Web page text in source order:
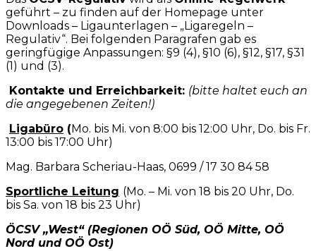
geführt – zu finden auf der Homepage unter
Downloads – Ligaunterlagen – „Ligaregeln –
Regulativ“. Bei folgenden Paragrafen gab es
geringfügige Anpassungen: §9 (4), §10 (6), §12, §17, §31
(1) und (3).
Kontakte und Erreichbarkeit: (bitte haltet euch an
die angegebenen Zeiten!)
Ligabüro (Mo. bis Mi. von 8:00 bis 12:00 Uhr, Do. bis Fr.
13:00 bis 17:00 Uhr)
Mag. Barbara Scheriau-Haas, 0699 / 17 30 84 58
Sportliche Leitung (Mo. – Mi. von 18 bis 20 Uhr, Do.
bis Sa. von 18 bis 23 Uhr)
ÖCSV „West“ (Regionen OÖ Süd, OÖ Mitte, OÖ
Nord und OÖ Ost)